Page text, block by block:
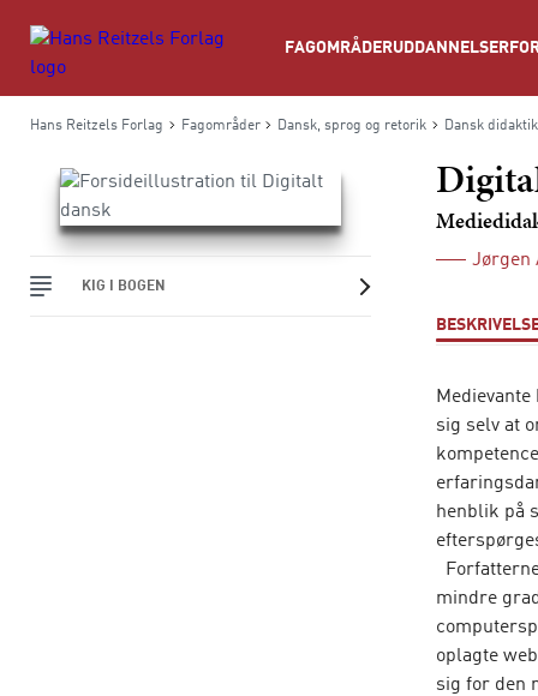
FAGOMRÅDERUDDANNELSER
Hans Reitzels Forlag Fagområder Dansk, sprog og retorik Dansk didaktik
KIG I BOGEN
Jørgen
sig selv at
henblik på
mindre
oplagte
sig for den